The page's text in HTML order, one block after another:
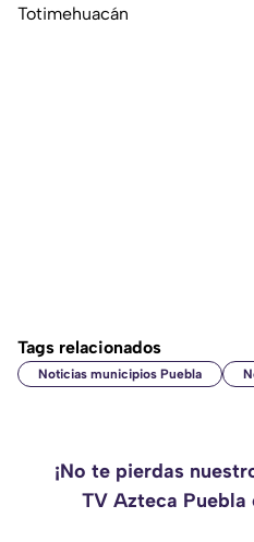
Totimehuacán
Tags relacionados
Noticias municipios Puebla
¡No te pierdas
TV Azteca Puebla